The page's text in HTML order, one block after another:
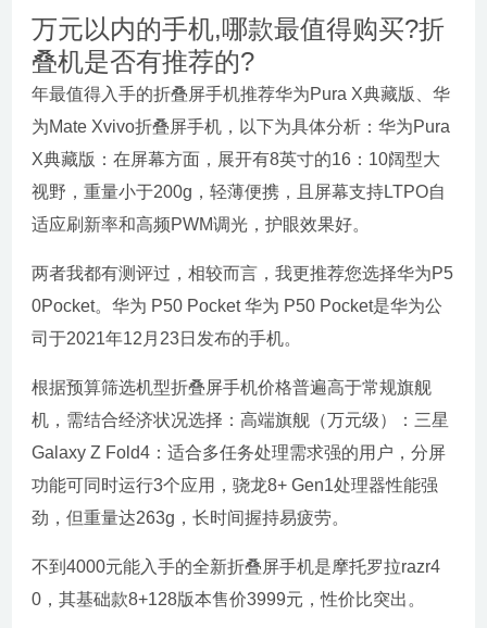
万元以内的手机,哪款最值得购买?折
叠机是否有推荐的?
年最值得入手的折叠屏手机推荐华为Pura X典藏版、华
为Mate Xvivo折叠屏手机，以下为具体分析：华为Pura
X典藏版：在屏幕方面，展开有8英寸的16：10阔型大
视野，重量小于200g，轻薄便携，且屏幕支持LTPO自
适应刷新率和高频PWM调光，护眼效果好。
两者我都有测评过，相较而言，我更推荐您选择华为P5
0Pocket。华为 P50 Pocket 华为 P50 Pocket是华为公
司于2021年12月23日发布的手机。
根据预算筛选机型折叠屏手机价格普遍高于常规旗舰
机，需结合经济状况选择：高端旗舰（万元级）：三星
Galaxy Z Fold4：适合多任务处理需求强的用户，分屏
功能可同时运行3个应用，骁龙8+ Gen1处理器性能强
劲，但重量达263g，长时间握持易疲劳。
不到4000元能入手的全新折叠屏手机是摩托罗拉razr4
0，其基础款8+128版本售价3999元，性价比突出。